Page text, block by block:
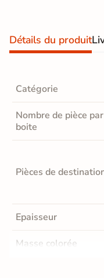
Utilisez notre
de carrelage en
3D
temps
simulateur
Détails du produit
Catégorie
Nombre de pièce par
boite
Pièces de
Epaisseur
Masse colorée